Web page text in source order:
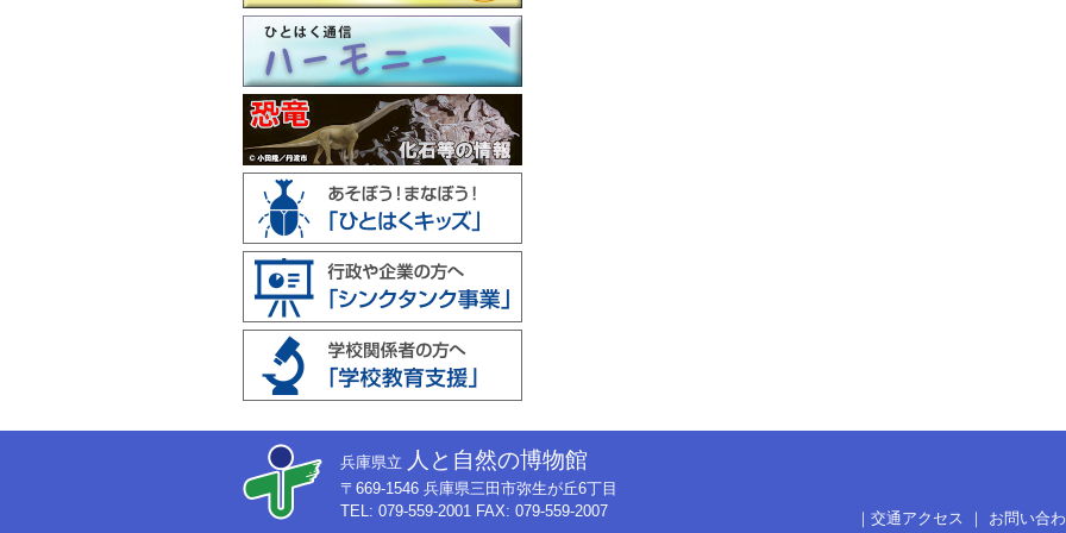
兵庫県立 人と自然の博物館
〒669-1546 兵庫県三田市弥生が丘6丁目
TEL: 079-559-2001 FAX: 079-559-2007
｜ 交通アクセス ｜ お問い合